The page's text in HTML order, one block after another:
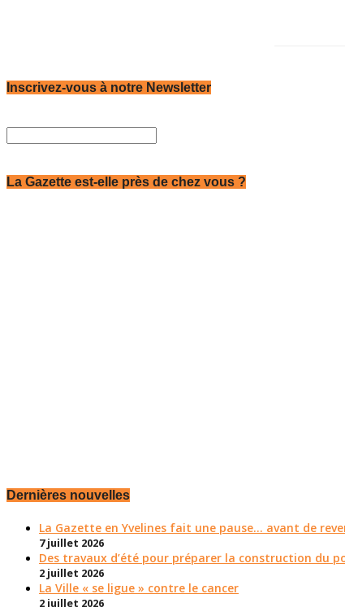
Inscrivez-vous à notre Newsletter
La Gazette est-elle près de chez vous ?
Dernières nouvelles
La Gazette en Yvelines fait une pause... avant de
7 juillet 2026
Des travaux d’été pour préparer la construction du
2 juillet 2026
La Ville « se ligue » contre le cancer
2 juillet 2026